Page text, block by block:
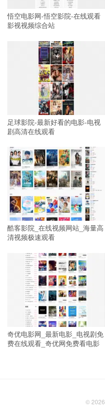
悟空电影网-悟空影院-在线观看
影视视频综合站
足球影院-最新好看的电影-电视
剧高清在线观看
酷客影院_在线视频网站_海量高
清视频极速观看
奇优电影网_最新电影_电视剧免
费在线观看_奇优网免费看电影
© 2026